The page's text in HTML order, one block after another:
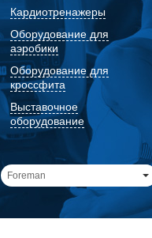
Кардиотренажеры
Оборудование для
аэробики
Оборудование для
кроссфита
Выставочное
оборудование
Foreman